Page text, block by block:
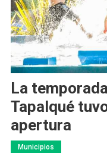
La
Tapalqué
apertura
Municipios